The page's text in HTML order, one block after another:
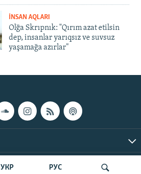
УКР РУС
İNSAN AQLARI
Olğa Skrıpnık: "Qırım azat etilsin
dep, insanlar yarıqsız ve suvsuz
yaşamağa azırlar"
© Qırım.Aqiqat, 2026 | All Rights Reserved.